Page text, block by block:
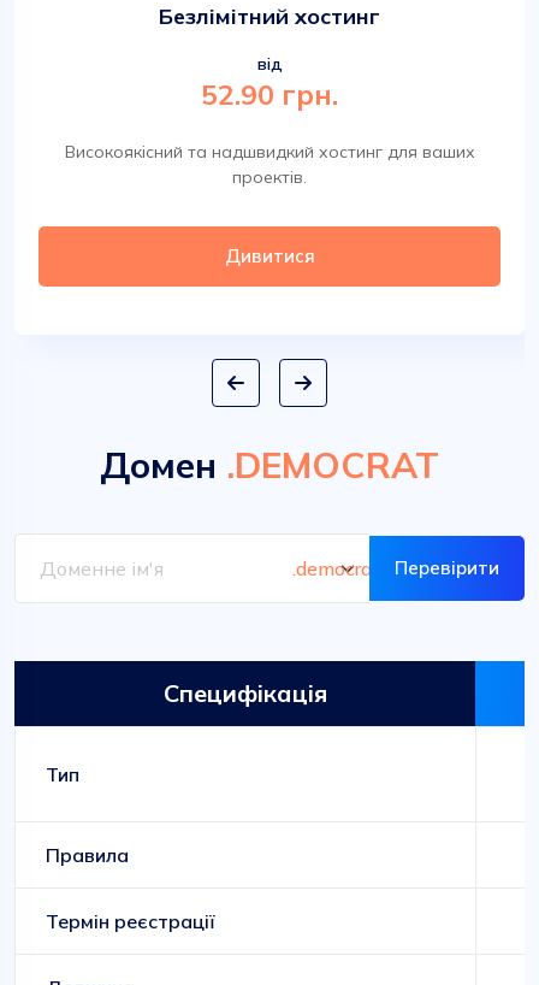
Безлімітний хостинг
від
52.90 грн.
Високоякісний та надшвидкий хостинг для ваших
проектів.
Дивитися
Домен .DEMOCRAT
Перевірити
Специфікація
Тип
Правила
Термін реєстрації